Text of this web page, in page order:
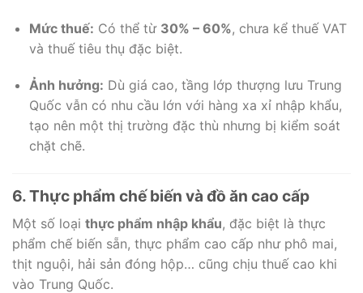
Mức thuế: Có thể từ 30% – 60%, chưa kể thuế VAT
và thuế tiêu thụ đặc biệt.
Ảnh hưởng: Dù giá cao, tầng lớp thượng lưu Trung
Quốc vẫn có nhu cầu lớn với hàng xa xỉ nhập khẩu,
tạo nên một thị trường đặc thù nhưng bị kiểm soát
chặt chẽ.
6. Thực phẩm chế biến và đồ ăn cao cấp
Một số loại thực phẩm nhập khẩu, đặc biệt là thực
phẩm chế biến sẵn, thực phẩm cao cấp như phô mai,
thịt nguội, hải sản đóng hộp… cũng chịu thuế cao khi
vào Trung Quốc.